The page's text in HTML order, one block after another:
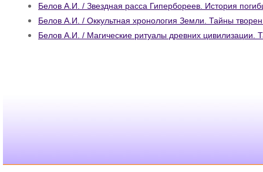
Белов А.И. / Звездная расса Гипербореев. История
Белов А.И. / Оккультная хронология Земли. Тайны
Белов А.И. / Магические ритуалы древних цивилизации.